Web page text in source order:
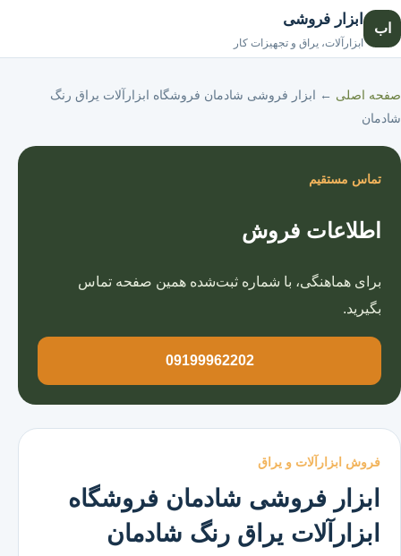
اب
ابزار فروشی
ابزارآلات، یراق و تجهیزات کار
صفحه اصلی ← ابزار فروشی شادمان فروشگاه ابزارآلات یراق رنگ
شادمان
فروش ابزارآلات و یراق
ابزار فروشی شادمان فروشگاه
ابزارآلات یراق رنگ شادمان
تماس مستقیم
اطلاعات فروش
برای هماهنگی، با شماره ثبت‌شده همین صفحه تماس
بگیرید.
09199962202